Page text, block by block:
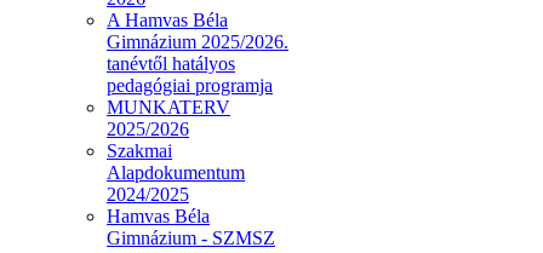
A Hamvas Béla
Gimnázium 2025/2026.
tanévtől hatályos
pedagógiai programja
MUNKATERV
2025/2026
Szakmai
Alapdokumentum
2024/2025
Hamvas Béla
Gimnázium - SZMSZ